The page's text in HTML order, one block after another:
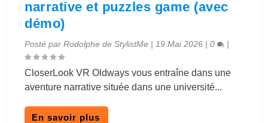
narrative et puzzles game (avec
démo)
Posté parRodolphe de StylistMe | 19 Mai 2026 |0 |
CloserLook VR Oldways vous entraîne dans une
aventure narrative située dans une université...
En savoir plus